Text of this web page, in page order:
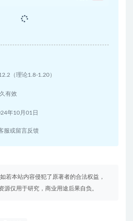
（理论1.8-1.20）
有效
年10月01日
服或留言反馈
若本站内容侵犯了原著者的合法权益，
源仅用于研究，商业用途后果自负。